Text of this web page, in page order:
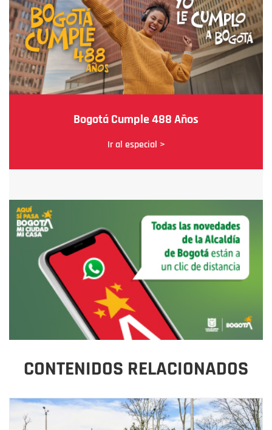
Bogotá Cumple 488 Años
Ir al especial >
CONTENIDOS RELACIONADOS